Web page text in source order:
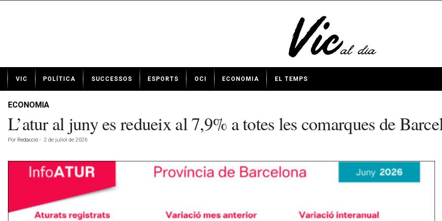
t
VIC POLÍTICA SUCCESSOS ESPORTS OCI ECONOMIA EL TEMPS
ECONOMIA
L’atur al juny es redueix al 7,9% a totes les comarques de
Por Redacció - 2 de juliol de 2026